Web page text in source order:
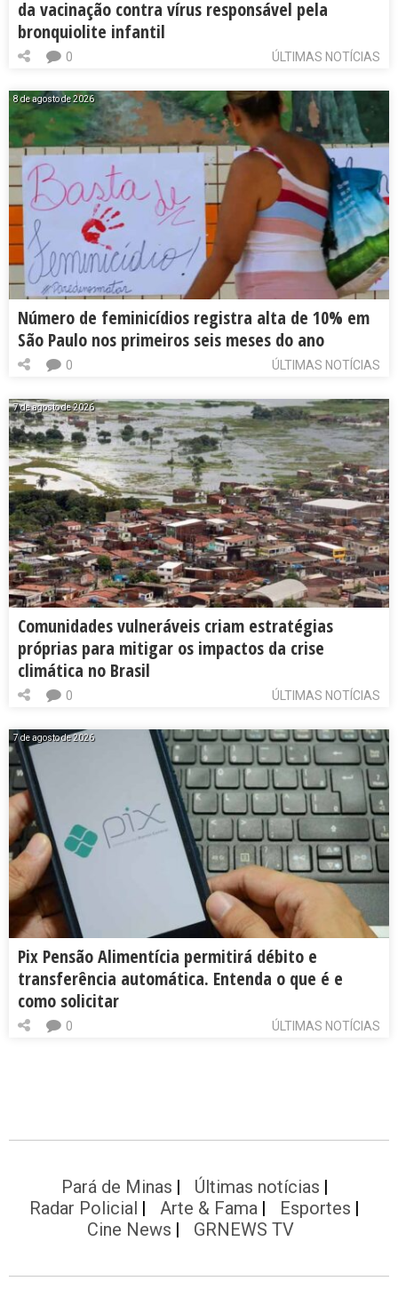
da vacinação contra vírus responsável pela
bronquiolite infantil
ÚLTIMAS NOTÍCIAS
0
8 de agosto de 2026
Número de feminicídios registra alta de 10% em
São Paulo nos primeiros seis meses do ano
ÚLTIMAS NOTÍCIAS
0
7 de agosto de 2026
Comunidades vulneráveis criam estratégias
próprias para mitigar os impactos da crise
climática no Brasil
ÚLTIMAS NOTÍCIAS
0
7 de agosto de 2026
Pix Pensão Alimentícia permitirá débito e
transferência automática. Entenda o que é e
como solicitar
ÚLTIMAS NOTÍCIAS
0
Pará de Minas
Últimas notícias
Radar Policial
Arte & Fama
Esportes
Cine News
GRNEWS TV